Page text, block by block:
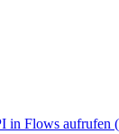
in Flows aufrufen